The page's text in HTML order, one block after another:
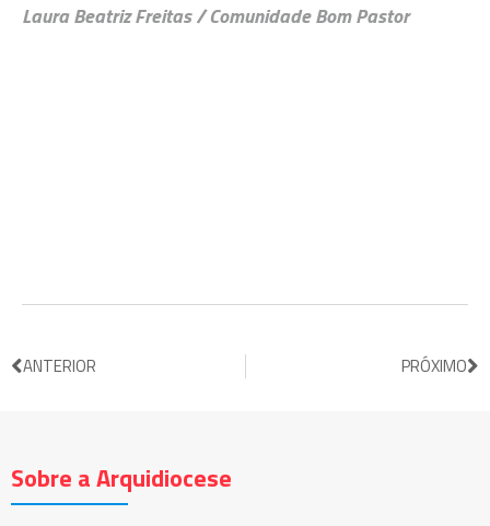
Laura Beatriz Freitas / ComunidadeBom Pastor
ANTERIOR PRÓXIMO
Sobre a Arquidiocese